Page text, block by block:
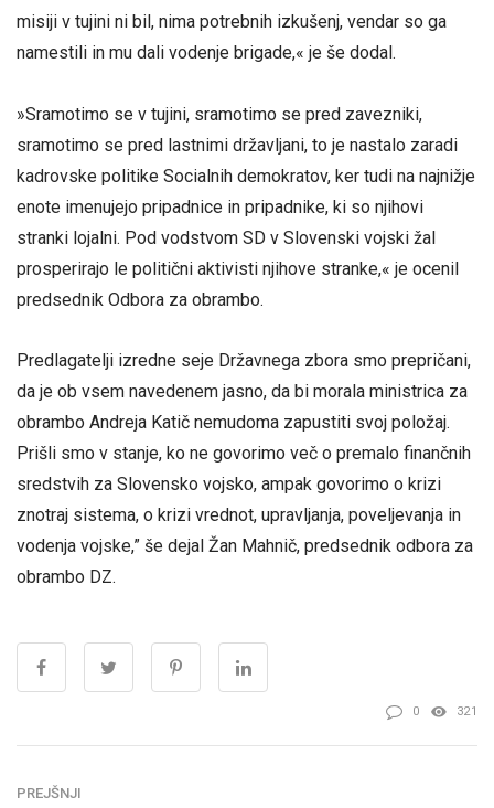
misiji v tujini ni bil, nima potrebnih izkušenj, vendar so ga
namestili in mu dali vodenje brigade,« je še dodal.
»Sramotimo se v tujini, sramotimo se pred zavezniki,
sramotimo se pred lastnimi državljani, to je nastalo zaradi
kadrovske politike Socialnih demokratov, ker tudi na najnižje
enote imenujejo pripadnice in pripadnike, ki so njihovi
stranki lojalni. Pod vodstvom SD v Slovenski vojski žal
prosperirajo le politični aktivisti njihove stranke,« je ocenil
predsednik Odbora za obrambo.
Predlagatelji izredne seje Državnega zbora smo prepričani,
da je ob vsem navedenem jasno, da bi morala ministrica za
obrambo Andreja Katič nemudoma zapustiti svoj položaj.
Prišli smo v stanje, ko ne govorimo več o premalo finančnih
sredstvih za Slovensko vojsko, ampak govorimo o krizi
znotraj sistema, o krizi vrednot, upravljanja, poveljevanja in
vodenja vojske,” še dejal Žan Mahnič, predsednik odbora za
obrambo DZ.
0 321
PREJŠNJI